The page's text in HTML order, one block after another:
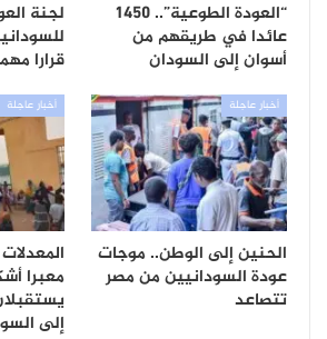
“العودة الطوعية”.. 1450
عائدا في طريقهم من
أسوان إلى السودان
لجنة
قرارا
أخبار عاجلة
الحنين إلى الوطن.. موجات
عودة السودانيين من مصر
تتصاعد
أخبار عاجلة
معبرا
إلى